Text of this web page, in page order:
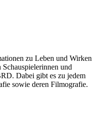
zu Leben und Wirken
Schauspielerinnen und
Dabei gibt es zu jedem
sowie deren Filmografie.